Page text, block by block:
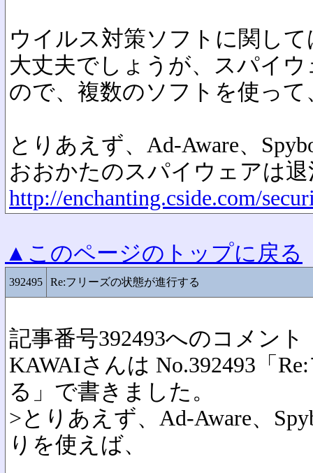
ウイルス対策ソフトに関し
大丈夫でしょうが、スパイ
ので、複数のソフトを使っ
とりあえず、Ad-Aware、
おおかたのスパイウェアは
http://enchanting.cside.com/
▲このページのトップに戻る
392495 Re:フリーズの状態が進行する
記事番号392493へのコメント
KAWAIさんは No.392493「
る」で書きました。
>とりあえず、Ad-Aware、
りを使えば、